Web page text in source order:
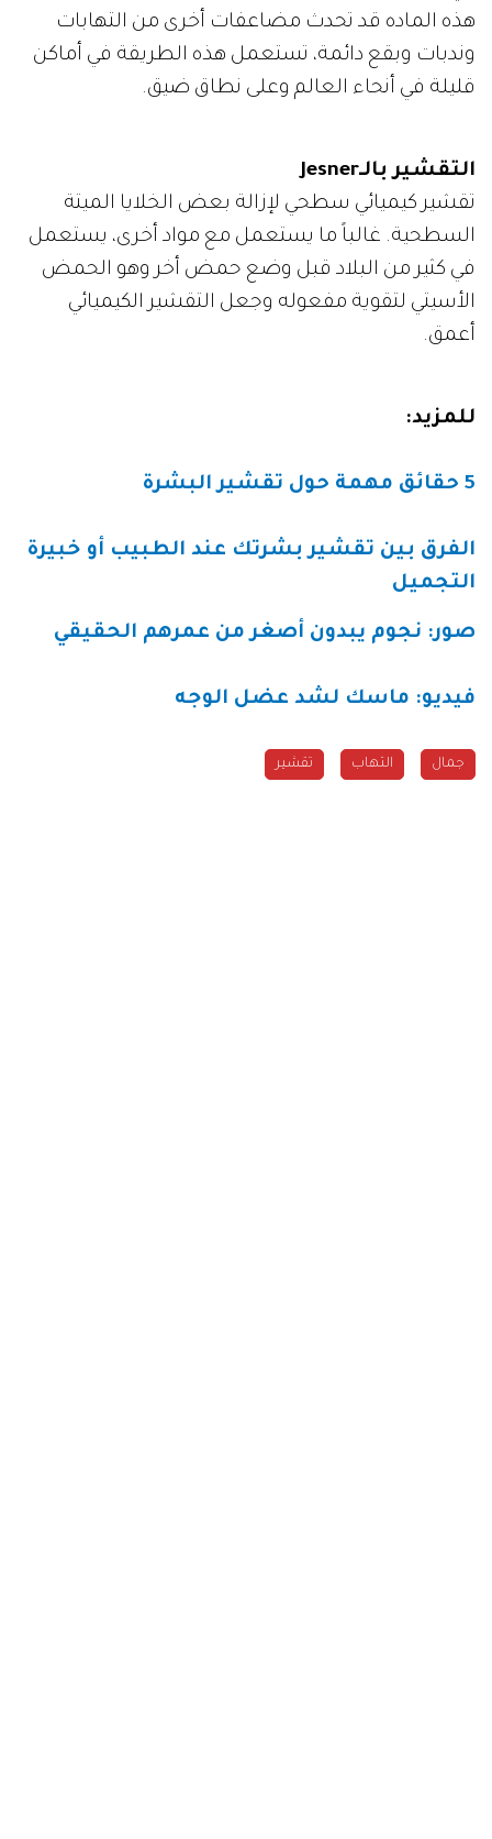
هذه الماده قد تحدث مضاعفات أخرى من التهابات
وندبات وبقع دائمة، تستعمل هذه الطريقة في أماكن
قليلة في أنحاء العالم وعلى نطاق ضيق.
التقشير بالـJesner
تقشير كيميائي سطحي لإزالة بعض الخلايا الميتة
السطحية. غالباً ما يستعمل مع مواد أخرى، يستعمل
في كثير من البلاد قبل وضع حمض أخر وهو الحمض
الأسيتي لتقوية مفعوله وجعل التقشير الكيميائي
أعمق.
للمزيد:
5 حقائق مهمة حول تقشير البشرة
الفرق بين تقشير بشرتك عند الطبيب أو خبيرة
التجميل
صور: نجوم يبدون أصغر من عمرهم الحقيقي
فيديو: ماسك لشد عضل الوجه
جمال التهاب تقشير